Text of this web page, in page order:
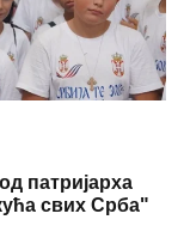
патријарха
свих Срба"